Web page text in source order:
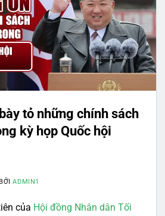
tỏ những chính sách
kỳ họp Quốc hội
BỞIADMIN1
của Hội đồng Nhân dân Tối